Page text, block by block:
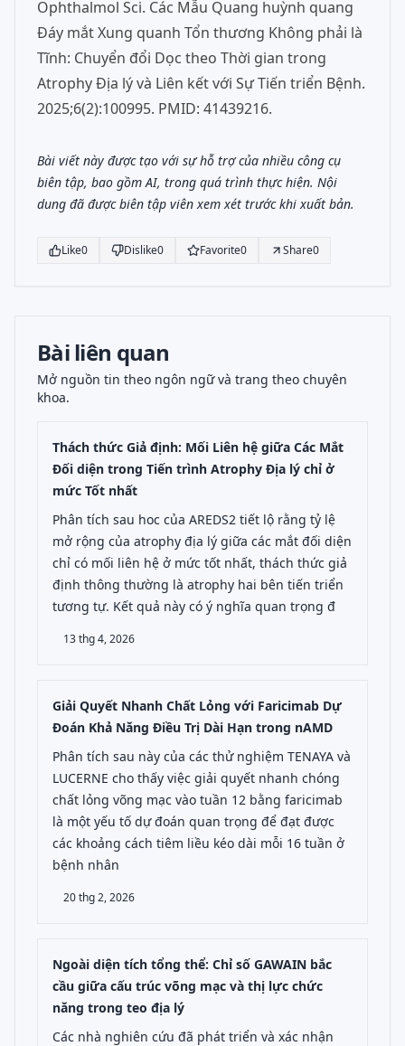
Ophthalmol Sci. Các Mẫu Quang huỳnh quang
Đáy mắt Xung quanh Tổn thương Không phải là
Tĩnh: Chuyển đổi Dọc theo Thời gian trong
Atrophy Địa lý và Liên kết với Sự Tiến triển Bệnh.
2025;6(2):100995. PMID: 41439216.
Bài viết này được tạo với sự hỗ trợ của nhiều công cụ
biên tập, bao gồm AI, trong quá trình thực hiện. Nội
dung đã được biên tập viên xem xét trước khi xuất bản.
Like0 Dislike0 Favorite0 Share0
Bài liên quan
Mở nguồn tin theo ngôn ngữ và trang theo chuyên
khoa.
Thách thức Giả định: Mối Liên hệ giữa Các Mắt
Đối diện trong Tiến trình Atrophy Địa lý chỉ ở
mức Tốt nhất
Phân tích sau hoc của AREDS2 tiết lộ rằng tỷ lệ
mở rộng của atrophy địa lý giữa các mắt đối diện
chỉ có mối liên hệ ở mức tốt nhất, thách thức giả
định thông thường là atrophy hai bên tiến triển
tương tự. Kết quả này có ý nghĩa quan trọng đ
13 thg 4, 2026
Giải Quyết Nhanh Chất Lỏng với Faricimab Dự
Đoán Khả Năng Điều Trị Dài Hạn trong nAMD
Phân tích sau này của các thử nghiệm TENAYA và
LUCERNE cho thấy việc giải quyết nhanh chóng
chất lỏng võng mạc vào tuần 12 bằng faricimab
là một yếu tố dự đoán quan trọng để đạt được
các khoảng cách tiêm liều kéo dài mỗi 16 tuần ở
bệnh nhân
20 thg 2, 2026
Ngoài diện tích tổng thể: Chỉ số GAWAIN bắc
cầu giữa cấu trúc võng mạc và thị lực chức
năng trong teo địa lý
Các nhà nghiên cứu đã phát triển và xác nhận